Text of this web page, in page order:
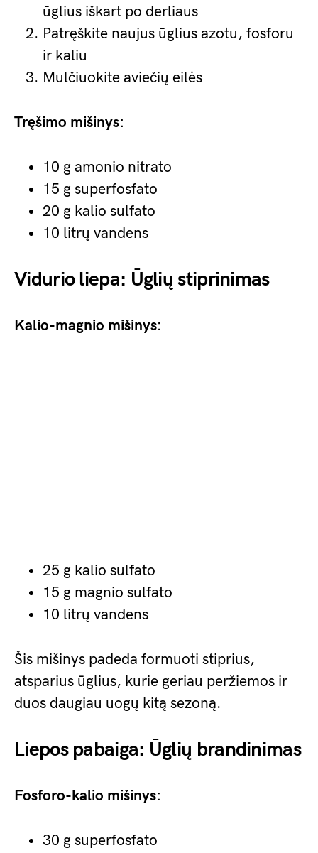
ūglius iškart po derliaus
Patręškite naujus ūglius azotu, fosforu
ir kaliu
Mulčiuokite aviečių eilės
Tręšimo mišinys:
10 g amonio nitrato
15 g superfosfato
20 g kalio sulfato
10 litrų vandens
Vidurio liepa: Ūglių stiprinimas
Kalio-magnio mišinys:
25 g kalio sulfato
15 g magnio sulfato
10 litrų vandens
Šis mišinys padeda formuoti stiprius,
atsparius ūglius, kurie geriau peržiemos ir
duos daugiau uogų kitą sezoną.
Liepos pabaiga: Ūglių brandinimas
Fosforo-kalio mišinys:
30 g superfosfato